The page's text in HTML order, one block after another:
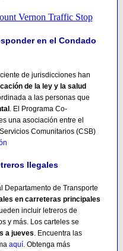
en el Condado
de jurisdicciones han
de la ley y la salud
a las personas que
. El Programa Co-
una asociación entre el
Comunitarios (CSB)
Ilegales
Departamento de Transporte
en carreteras principales
incluir letreros de
y más. Los carteles se
a jueves. Encuentra las
aquí. Obtenga más